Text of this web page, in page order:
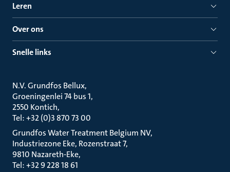
Leren
Over ons
Snelle links
N.V. Grundfos Bellux
Groeningenlei 74 bus 1
2550 Kontich
Tel: +32 (0)3 870 73 00
Grundfos Water Treatment Belgium NV
Industriezone Eke, Rozenstraat 7
9810 Nazareth-Eke
Tel: +32 9 228 18 61